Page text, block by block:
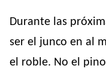
Durante las
ser el junco en al
el roble. No el